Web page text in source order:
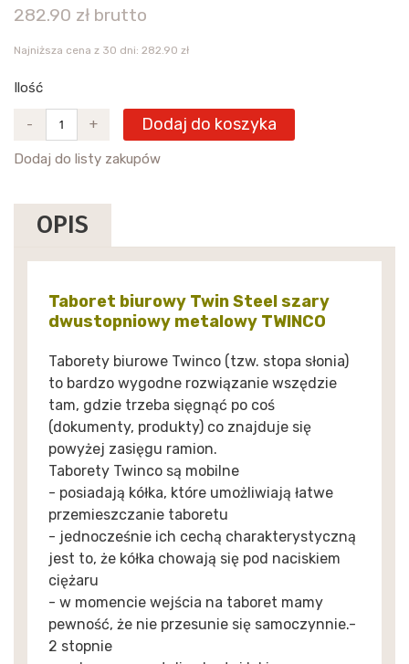
282.90 zł brutto
Najniższa cena z 30 dni: 282.90 zł
Ilość
- + Dodaj do koszyka
Dodaj do listy zakupów
OPIS
Taboret biurowy Twin Steel szary
dwustopniowy metalowy TWINCO
Taborety biurowe Twinco (tzw. stopa słonia)
to bardzo wygodne rozwiązanie wszędzie
tam, gdzie trzeba sięgnąć po coś
(dokumenty, produkty) co znajduje się
powyżej zasięgu ramion.
Taborety Twinco są mobilne
- posiadają kółka, które umożliwiają łatwe
przemieszczanie taboretu
- jednocześnie ich cechą charakterystyczną
jest to, że kółka chowają się pod naciskiem
ciężaru
- w momencie wejścia na taboret mamy
pewność, że nie przesunie się samoczynnie.-
2 stopnie